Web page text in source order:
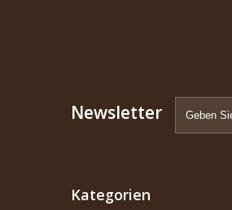
Newsletter
Kategorien